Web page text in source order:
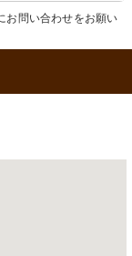
お問い合わせをお願い